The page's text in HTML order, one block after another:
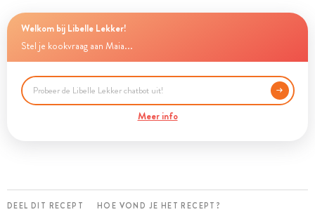
Welkom bij Libelle Lekker!
Stel je kookvraag aan Maia...
Meer info
DEEL DIT RECEPT HOE VOND JE HET RECEPT?